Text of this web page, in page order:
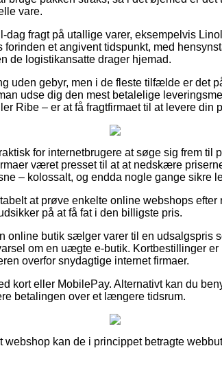
vare.
dag fragt på utallige varer, eksempelvis
et angivent tidspunkt, med
de logistikansatte drager hjemad.
uden gebyr, men i de fleste tilfælde er det
udse dig den mest betalelige
Ribe – er at få fragtfirmaet til at levere din
for internetbrugere at søge sig frem til
været presset til at at nedskære
– kolossalt, og endda nogle gange sikre
at prøve enkelte online webshops
på at få fat i den billigste pris.
online butik sælger varer til en udsalgspris
om en uægte e-butik. Kortbestillinger er
overfor snydagtige internet firmaer.
kort eller MobilePay. Alternativt kan du
betalingen over et længere tidsrum.
webshop kan de i princippet betragte